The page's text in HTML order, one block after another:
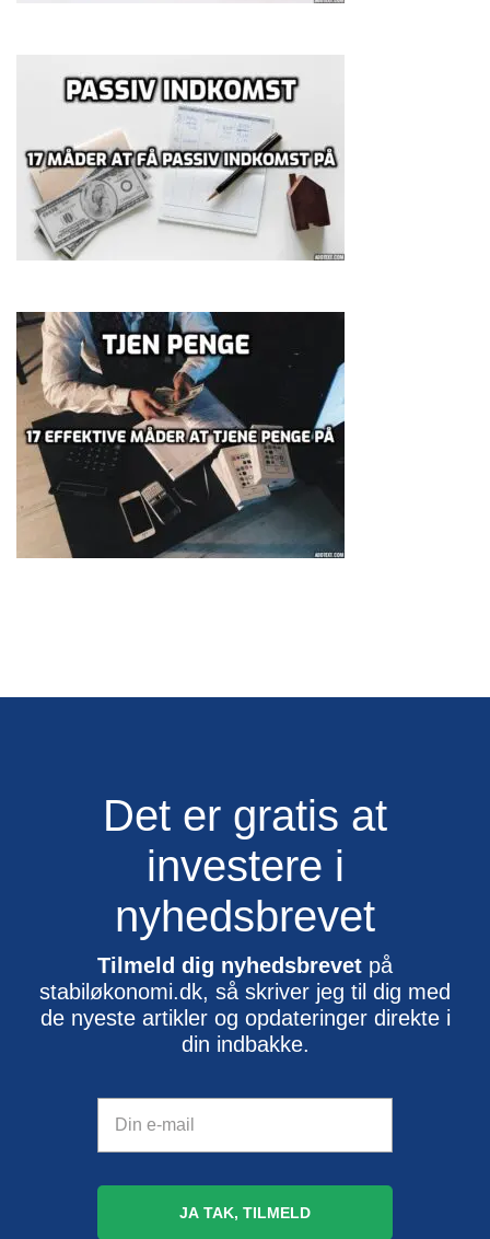
Det er gratis at
investere i
nyhedsbrevet
Tilmeld dig nyhedsbrevet på
stabiløkonomi.dk, så skriver jeg til dig med
de nyeste artikler og opdateringer direkte i
din indbakke.